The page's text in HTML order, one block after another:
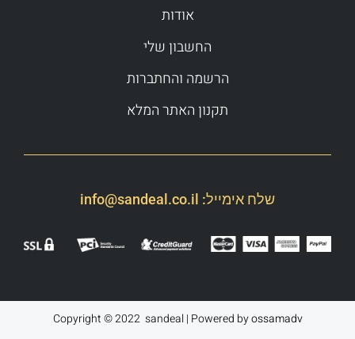
אודות
החשבון שלי
הרשמה והחתברות
תקנון האתר המלא
שלח אימייל: info@sandeal.co.il
Copyright © 2022 sandeal | Powered byossamadv